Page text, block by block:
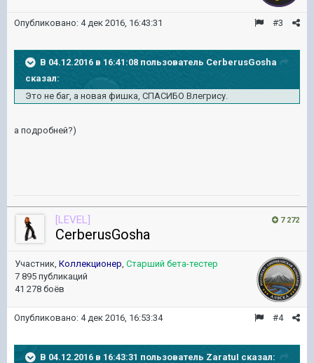
#3
Опубликовано: 4 дек 2016, 16:43:31
В 04.12.2016 в 16:41:08 пользователь CerberusGosha
сказал:
Это не баг, а новая фишка, СПАСИБО Влегрису.
а подробней?)
7 272
[LEVEL]
CerberusGosha
Участник, Коллекционер Старший бета-тестер
7 895 публикаций
41 278 боёв
#4
Опубликовано: 4 дек 2016, 16:53:34
В 04.12.2016 в 16:43:31 пользователь ZaratuI сказал: